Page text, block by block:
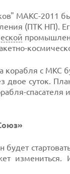
МАКС-2011
(ПТК НП).
с МКС
двое суток.